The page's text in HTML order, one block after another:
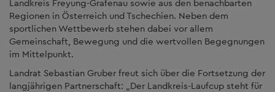
Landkreis Freyung-Grafenau sowie aus den benachbarten
Regionen in Österreich und Tschechien. Neben dem
sportlichen Wettbewerb stehen dabei vor allem
Gemeinschaft, Bewegung und die wertvollen Begegnungen
im Mittelpunkt.
Landrat Sebastian Gruber freut sich über die Fortsetzung der
langjährigen Partnerschaft: „Der Landkreis-Laufcup steht für